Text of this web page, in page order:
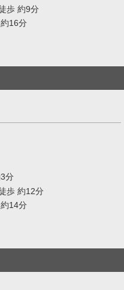
歩 約9分
16分
分
歩 約12分
14分